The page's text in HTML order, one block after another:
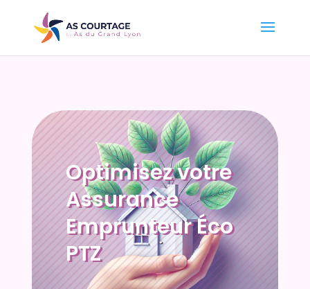
Optimisez votre
Assurance
Emprunteur Éco
PTZ